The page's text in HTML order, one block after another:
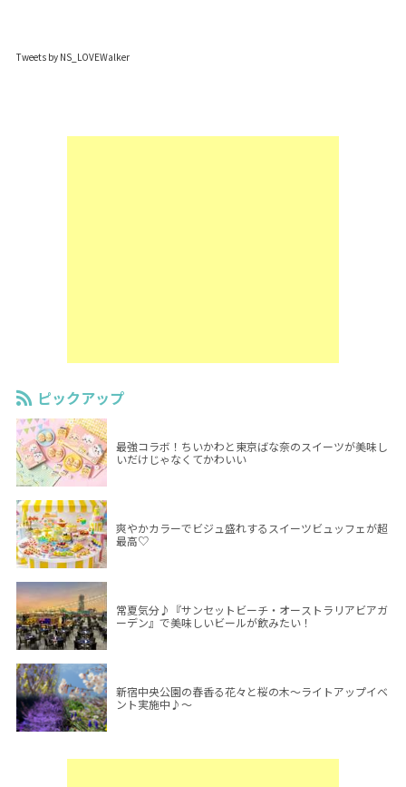
Tweets by NS_LOVEWalker
ピックアップ
最強コラボ！ちいかわと東京ばな奈のスイーツが美味し
いだけじゃなくてかわいい
爽やかカラーでビジュ盛れするスイーツビュッフェが超
最高♡
常夏気分♪『サンセットビーチ・オーストラリアビアガ
ーデン』で美味しいビールが飲みたい！
新宿中央公園の春香る花々と桜の木～ライトアップイベ
ント実施中♪～